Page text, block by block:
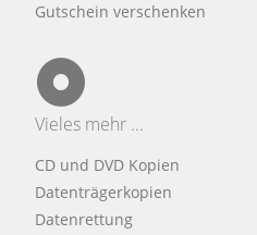
Gutschein verschenken
Vieles mehr ...
CD und DVD Kopien
Datenträgerkopien
Datenrettung